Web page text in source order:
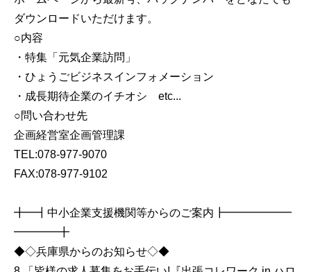
ダウンロードいただけます。
○内容
・特集「元気企業訪問」
・ひょうごビジネスインフォメーション
・成長期待企業のイチオシ etc...
○問い合わせ先
企画経営室企画管理課
TEL:078-977-9070
FAX:078-977-9102
╋━┫中小企業支援機関等からのご案内┣━━━━━━
━━━━╋
◆◇兵庫県からのお知らせ◇◆